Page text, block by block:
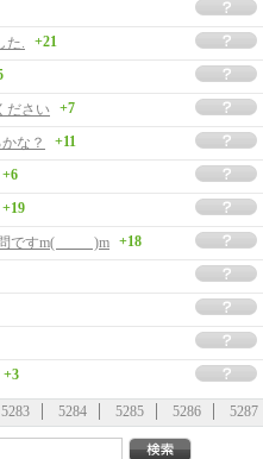
た.
+21
ださい +7
な？
+11
+6
+19
ですm( __ __ )m +18
+3
5283 5284 5285 5286 5287